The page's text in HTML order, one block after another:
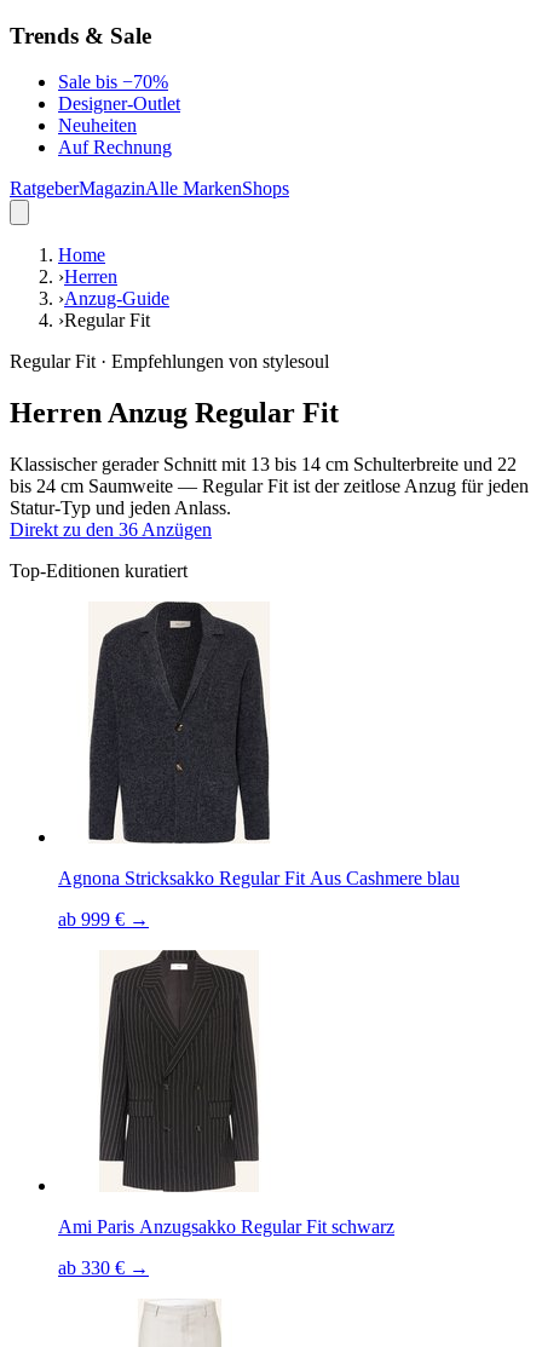
Trends & Sale
Sale bis −70%
Designer-Outlet
Neuheiten
Auf Rechnung
RatgeberMagazinAlle MarkenShops
Home
›Herren
›Anzug-Guide
›Regular Fit
Regular Fit · Empfehlungen von stylesoul
Herren Anzug Regular Fit
Klassischer gerader Schnitt mit 13 bis 14 cm Schulterbreite und 22
bis 24 cm Saumweite — Regular Fit ist der zeitlose Anzug für jeden
Statur-Typ und jeden Anlass.
Direkt zu den 36 Anzügen
Top-Editionen kuratiert
Agnona Stricksakko Regular Fit Aus Cashmere blau
ab 999 € →
Ami Paris Anzugsakko Regular Fit schwarz
ab 330 € →